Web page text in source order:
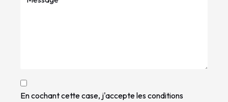
En cochant cette case, j'accepte les conditions